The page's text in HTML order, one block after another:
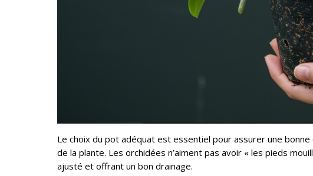
Le choix du pot adéquat est essentiel pour assurer une
de la plante. Les orchidées n’aiment pas avoir « les pieds
ajusté et offrant un bon drainage.